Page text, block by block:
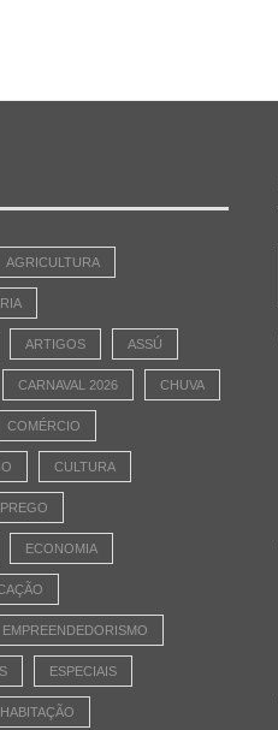
AGRICULTURA
ARTIGOS ASSÚ
CARNAVAL 2026 CHUVA
COMÉRCIO
CULTURA
ECONOMIA
EMPREENDEDORISMO
ESPECIAIS
HABITAÇÃO